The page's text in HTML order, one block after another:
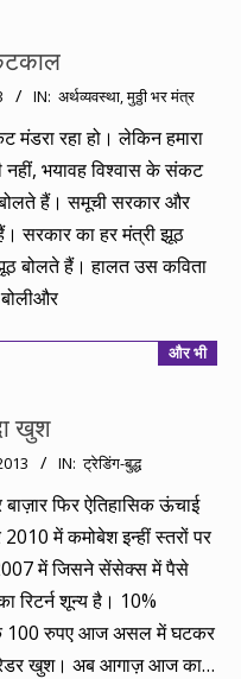
IN: अर्थव्यवस्था,मुठ्ठी भर मंत्र
मंडरा रहा हो। लेकिन हमारा
नहीं, भयावह विश्वास के संकट
हैं। समूची सरकार और
सरकार का हर मंत्री झूठ
बोलते हैं। हालत उस कविता
बोलीऔर
और भी
खुश
IN: ट्रेडिंग-बुद्ध
फिर ऐतिहासिक ऊंचाई
में कमोबेश इन्हीं स्तरों पर
में जिसने सेंसेक्स में पैसे
रिटर्न शून्य है। 10%
100 रुपए आज असल में घटकर
खुश। अब आगाज़ आज का…